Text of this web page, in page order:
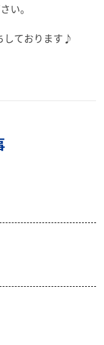
い。
しております♪